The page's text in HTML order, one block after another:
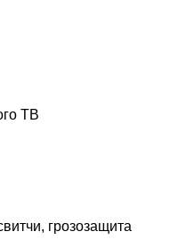
ТВ
грозозащита